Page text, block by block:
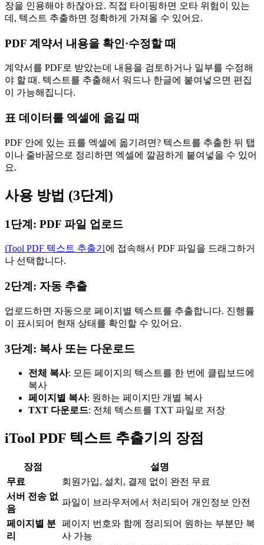
장을 인용해야 하잖아요. 직접 타이핑하면 오타 위험이 있는
데, 텍스트 추출하면 정확하게 가져올 수 있어요.
PDF 계약서 내용을 확인·수정할 때
계약서를 PDF로 받았는데 내용을 검토하거나 일부를 수정해
야 할 때. 텍스트를 추출해서 워드나 한글에 붙여넣으면 편집
이 가능해집니다.
표 데이터를 엑셀에 옮길 때
PDF 안에 있는 표를 엑셀에 옮기려면? 텍스트를 추출한 뒤 탭
이나 줄바꿈으로 정리하면 엑셀에 깔끔하게 붙여넣을 수 있어
요.
사용 방법 (3단계)
1단계: PDF 파일 업로드
iTool PDF 텍스트 추출기 에 접속해서 PDF 파일을 드래그하거
나 선택합니다.
2단계: 자동 추출
업로드하면 자동으로 페이지별 텍스트를 추출합니다. 진행률
이 표시되어 현재 상태를 확인할 수 있어요.
3단계: 복사 또는 다운로드
전체 복사: 모든 페이지의 텍스트를 한 번에 클립보드에
복사
페이지별 복사: 원하는 페이지만 개별 복사
TXT 다운로드: 전체 텍스트를 TXT 파일로 저장
iTool PDF 텍스트 추출기의 장점
장점
설명
무료
회원가입, 설치, 결제 없이 완전 무료
서버 전송 없
음
파일이 브라우저에서 처리되어 개인정보 안전
페이지별 분
리
페이지 번호와 함께 정리되어 원하는 부분만 복
사 가능